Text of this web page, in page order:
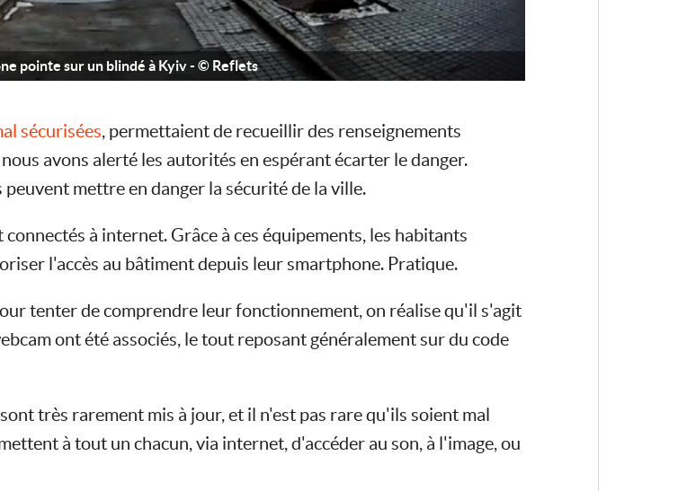
pointe sur un blindé à Kyiv - © Reflets
sécurisées, permettaient de recueillir des renseignements
avons alerté les autorités en espérant écarter le danger.
mettre en danger la sécurité de la ville.
à internet. Grâce à ces équipements, les habitants
l'accès au bâtiment depuis leur smartphone. Pratique.
tenter de comprendre leur fonctionnement, on réalise qu'il s'agit
ont été associés, le tout reposant généralement sur du code
très rarement mis à jour, et il n'est pas rare qu'ils soient mal
à tout un chacun, via internet, d'accéder au son, à l'image, ou